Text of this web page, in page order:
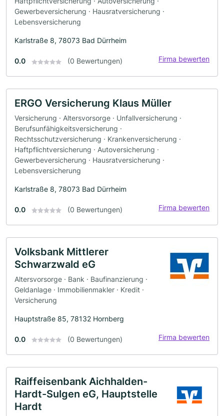
Gewerbeversicherung · Hausratversicherung ·
Lebensversicherung
Karlstraße 8, 78073 Bad Dürrheim
0.0 (0 Bewertungen) Firma bewerten
ERGO Versicherung Klaus Müller
Versicherung · Altersvorsorge · Unfallversicherung ·
Berufsunfähigkeitsversicherung ·
Rechtsschutzversicherung · Krankenversicherung ·
Haftpflichtversicherung · Autoversicherung ·
Gewerbeversicherung · Hausratversicherung ·
Lebensversicherung
Karlstraße 8, 78073 Bad Dürrheim
0.0 (0 Bewertungen) Firma bewerten
Volksbank Mittlerer
Schwarzwald eG
Altersvorsorge · Bank · Baufinanzierung ·
Geldanlage · Immobilienmakler · Kredit ·
Versicherung
Hauptstraße 85, 78132 Hornberg
0.0 (0 Bewertungen) Firma bewerten
Raiffeisenbank Aichhalden-
Hardt-Sulgen eG, Hauptstelle
Hardt